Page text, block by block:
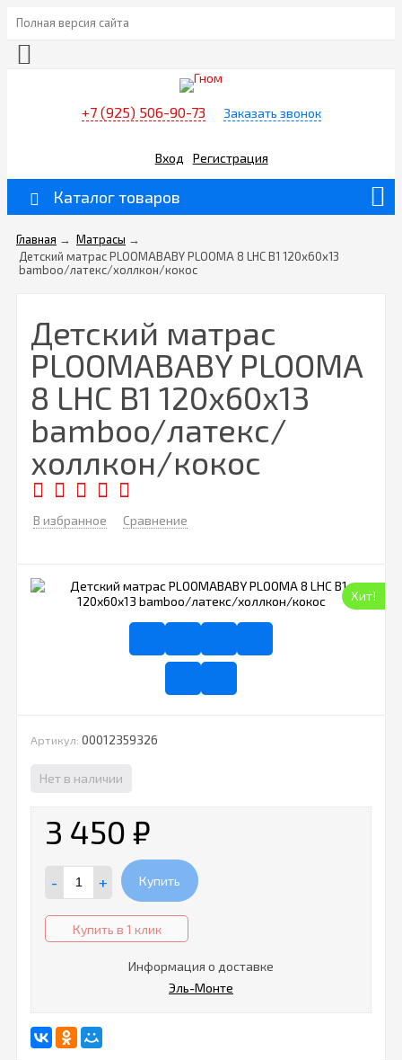
Полная версия сайта
+7 (925) 506-90-73 Заказать звонок
Вход Регистрация
Каталог товаров
Главная → Матрасы →
Детский матрас PLOOMABABY PLOOMA 8 LHC B1 120х60x13
bamboo/латекс/холлкон/кокос
Детский матрас
PLOOMABABY PLOOMA
8 LHC B1 120х60x13
bamboo/латекс/
холлкон/кокос
В избранное Сравнение
Хит!
Артикул: 00012359326
Нет в наличии
3 450 ₽
- + Купить
Купить в 1 клик
Информация о доставке
Эль-Монте